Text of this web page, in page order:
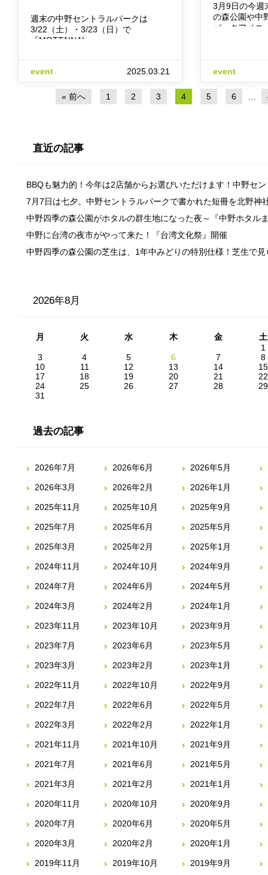
週末の中野セントラルパークは
3/22（土）・3/23（日）で
『MOTTAINAI…
event 2025.03.21
3月9日の今週
の森公園や中
パークアベ
event
« 前へ 1 2 3 4 5 6 …
直近の記事
BBQも魅力的！今年は2店舗からお選びいただけます！中野セ
7月7日は七夕。中野セントラルパークで書かれた短冊を北野神
中野四季の森公園がホタルの群生地になった夜～『中野ホタル
中野に台湾の夜市がやって来た！『台湾文化祭』開催
中野四季の森公園の芝生は、1年中みどりの特別仕様！芝生で
2026年8月
月 火 水 木 金
土
1
3
4 5 6 7
8
10
11 12 13 14
15
17
18 19 20 21
22
24
25 26 27 28
29
31
過去の記事
2026年7月 2026年6月 2026年5月
2026年3月 2026年2月 2026年1月
2025年11月 2025年10月 2025年9月
2025年7月 2025年6月 2025年5月
2025年3月 2025年2月 2025年1月
2024年11月 2024年10月 2024年9月
2024年7月 2024年6月 2024年5月
2024年3月 2024年2月 2024年1月
2023年11月 2023年10月 2023年9月
2023年7月 2023年6月 2023年5月
2023年3月 2023年2月 2023年1月
2022年11月 2022年10月 2022年9月
2022年7月 2022年6月 2022年5月
2022年3月 2022年2月 2022年1月
2021年11月 2021年10月 2021年9月
2021年7月 2021年6月 2021年5月
2021年3月 2021年2月 2021年1月
2020年11月 2020年10月 2020年9月
2020年7月 2020年6月 2020年5月
2020年3月 2020年2月 2020年1月
2019年11月 2019年10月 2019年9月